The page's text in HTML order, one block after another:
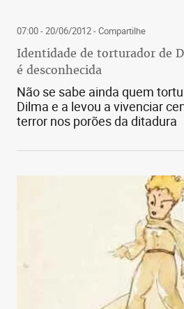
07:00 - 20/06/2012- Compartilhe
Identidade de torturador de
é desconhecida
Não se sabe ainda quem
Dilma e a levou a vivenciar
terror nos porões da ditadura